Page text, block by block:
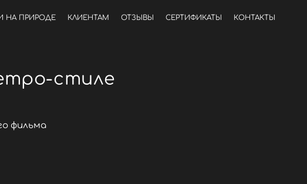
НА ПРИРОДЕ КЛИЕНТАМ ОТЗЫВЫ СЕРТИФИКАТЫ КОНТАКТЫ
стиле
фильма